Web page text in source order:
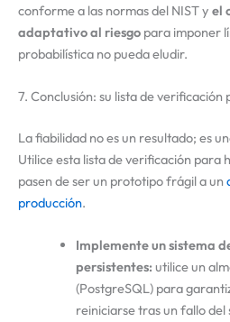
conforme a las normas del NIST y el
adaptativo al riesgo para imponer
probabilística no pueda eludir.
7. Conclusión: su lista de
La fiabilidad no es un resultado; es
Utilice esta lista de verificación para
pasen de ser un prototipo frágil a un
producción.
Implemente un sistema
persistentes:utilice un
(PostgreSQL) para
reiniciarse tras un fallo